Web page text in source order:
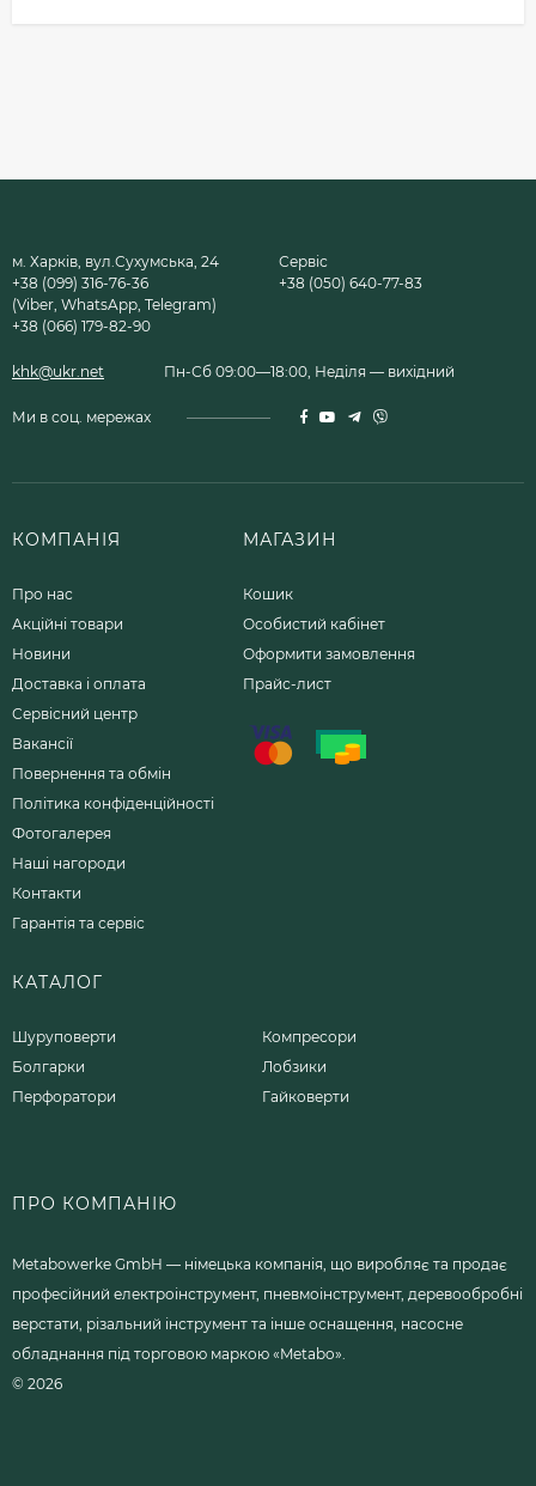
м. Харків, вул.Сухумська, 24
+38 (099) 316-76-36
(Viber, WhatsApp, Telegram)
+38 (066) 179-82-90
Сервіс
+38 (050) 640-77-83
khk@ukr.net Пн-Сб 09:00—18:00, Неділя — вихідний
Ми в соц. мережах
КОМПАНІЯ
Про нас
Акційні товари
Новини
Доставка і оплата
Сервісний центр
Вакансії
Повернення та обмін
Політика конфіденційності
Фотогалерея
Наші нагороди
Контакти
Гарантія та сервіс
МАГАЗИН
Кошик
Особистий кабінет
Оформити замовлення
Прайс-лист
КАТАЛОГ
Шуруповерти
Болгарки
Перфоратори
Компресори
Лобзики
Гайковерти
ПРО КОМПАНІЮ
Metabowerke GmbH — німецька компанія, що виробляє та продає
професійний електроінструмент, пневмоінструмент, деревообробні
верстати, різальний інструмент та інше оснащення, насосне
обладнання під торговою маркою «Metabo».
© 2026